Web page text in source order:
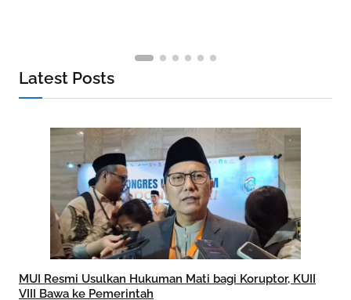
Latest Posts
MUI Resmi Usulkan Hukuman Mati bagi Koruptor, KUII
VIII Bawa ke Pemerintah